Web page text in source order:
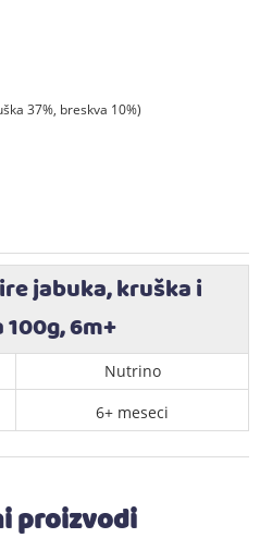
37%, breskva 10%)
jabuka, kruška i
6m+
Nutrino
6+ meseci
proizvodi